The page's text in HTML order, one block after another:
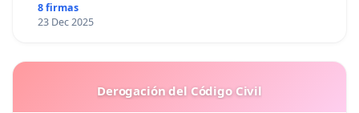
8 firmas
23 Dec 2025
Derogación del Código Civil